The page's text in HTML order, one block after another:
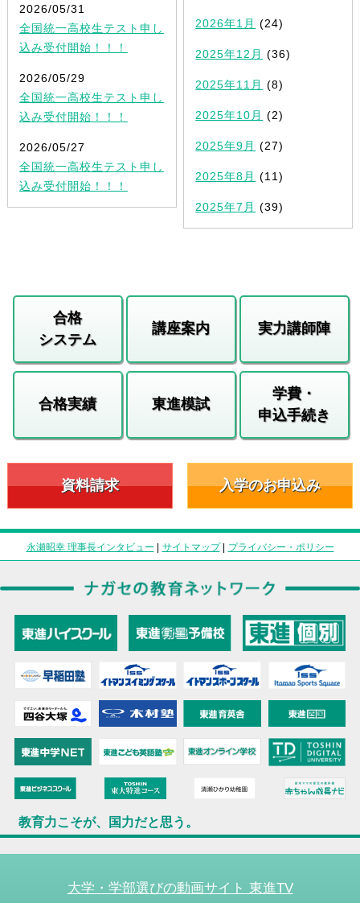
2026/05/31
全国統一高校生テスト申し
込み受付開始！！！
2026/05/29
全国統一高校生テスト申し
込み受付開始！！！
2026/05/27
全国統一高校生テスト申し
込み受付開始！！！
2026年1月 (24)
2025年12月 (36)
2025年11月 (8)
2025年10月 (2)
2025年9月 (27)
2025年8月 (11)
2025年7月 (39)
合格
システム
講座案内 実力講師陣
合格実績 東進模試
学費・
申込手続き
資料請求 入学のお申込み
永瀬昭幸 理事長インタビュー サイトマップ| プライバシー・ポリシー
教育力こそが、国力だと思う。
大学・学部選びの動画サイト 東進TV